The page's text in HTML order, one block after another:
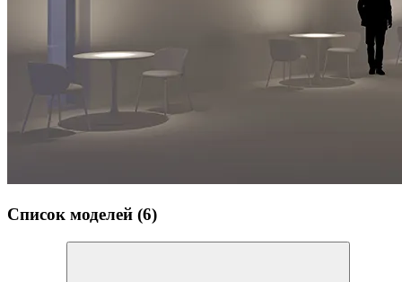
Список моделей (6)